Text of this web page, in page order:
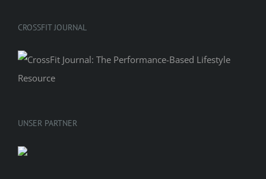
CROSSFIT JOURNAL
UNSER PARTNER